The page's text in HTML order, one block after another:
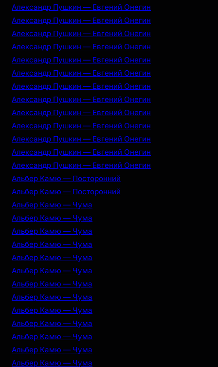
Александр Пушкин — Евгений Онегин
Александр Пушкин — Евгений Онегин
Александр Пушкин — Евгений Онегин
Александр Пушкин — Евгений Онегин
Александр Пушкин — Евгений Онегин
Александр Пушкин — Евгений Онегин
Александр Пушкин — Евгений Онегин
Александр Пушкин — Евгений Онегин
Александр Пушкин — Евгений Онегин
Александр Пушкин — Евгений Онегин
Александр Пушкин — Евгений Онегин
Александр Пушкин — Евгений Онегин
Александр Пушкин — Евгений Онегин
Альбер Камю — Посторонний
Альбер Камю — Посторонний
Альбер Камю — Чума
Альбер Камю — Чума
Альбер Камю — Чума
Альбер Камю — Чума
Альбер Камю — Чума
Альбер Камю — Чума
Альбер Камю — Чума
Альбер Камю — Чума
Альбер Камю — Чума
Альбер Камю — Чума
Альбер Камю — Чума
Альбер Камю — Чума
Альбер Камю — Чума